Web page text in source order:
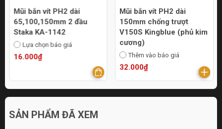
Mũi bắn vít PH2 dài
65,100,150mm 2 đầu
Staka KA-1142
Lựa chọn báo giá
16.000₫
Mũi bắn vít PH2 dài
150mm chống trượt
V150S Kingblue (phủ kim
cương)
Thêm vào báo giá
32.000₫
SẢN PHẨM ĐÃ XEM